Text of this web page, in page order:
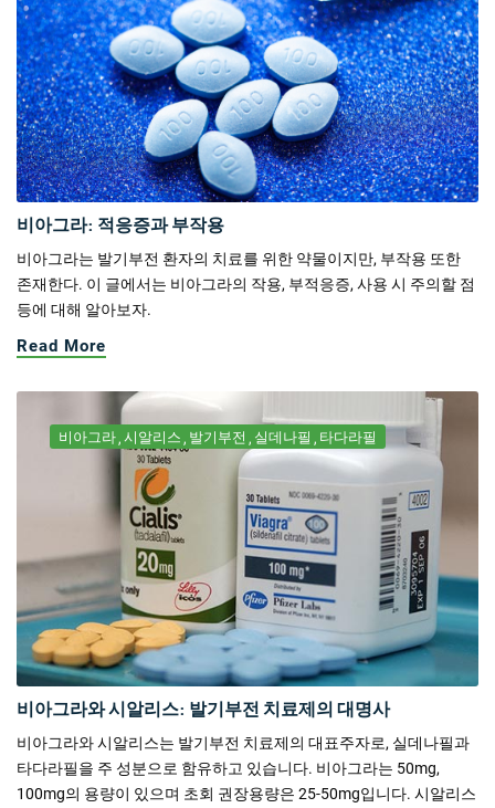
비아그라: 적응증과 부작용
비아그라는 발기부전 환자의 치료를 위한 약물이지만, 부작용 또한
존재한다. 이 글에서는 비아그라의 작용, 부적응증, 사용 시 주의할 점
등에 대해 알아보자.
Read More
비아그라 시알리스 발기부전 실데나필 타다라필
비아그라와 시알리스: 발기부전 치료제의 대명사
비아그라와 시알리스는 발기부전 치료제의 대표주자로, 실데나필과
타다라필을 주 성분으로 함유하고 있습니다. 비아그라는 50mg,
100mg의 용량이 있으며 초회 권장용량은 25-50mg입니다. 시알리스